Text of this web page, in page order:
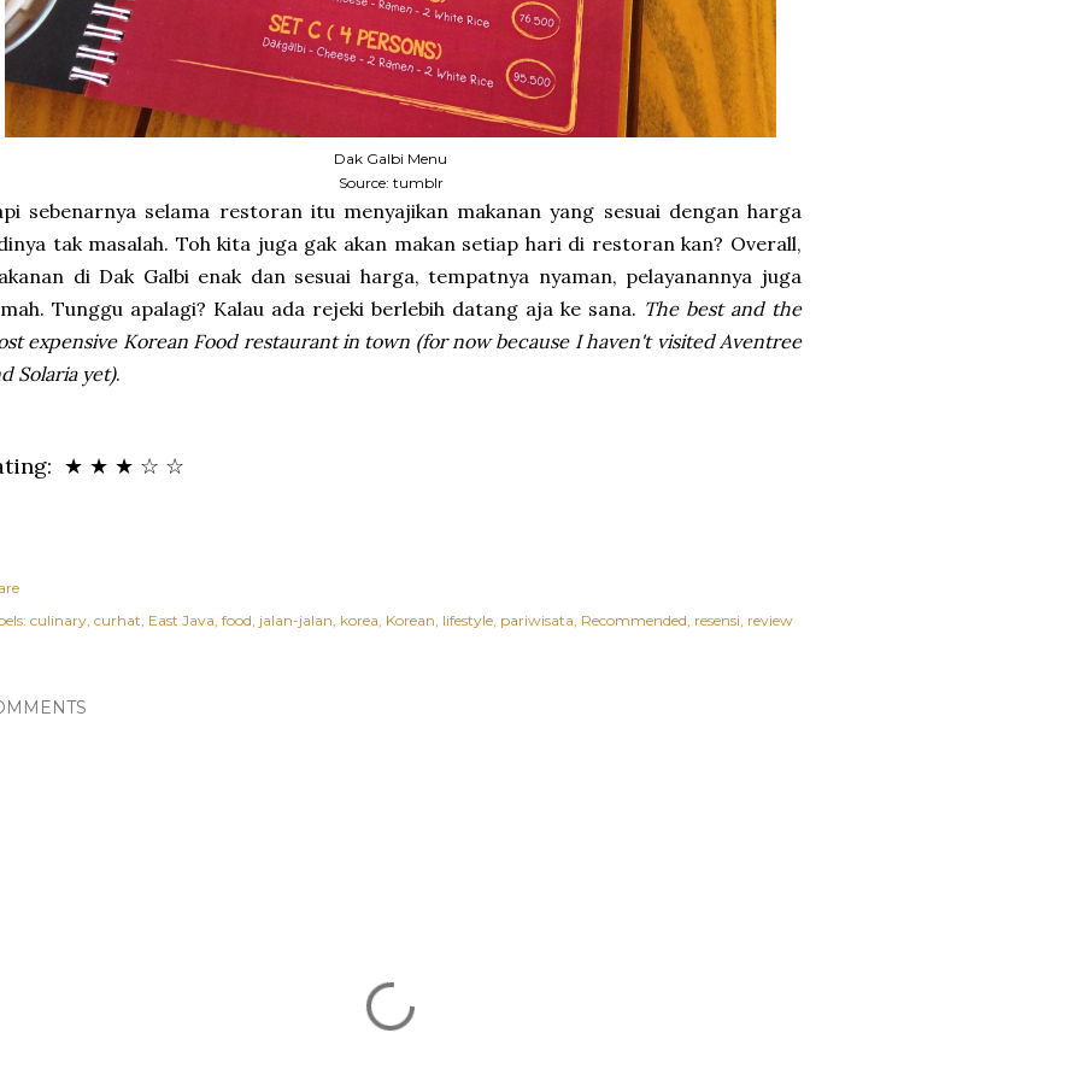
Dak Galbi Menu
Source: tumblr
sebenarnya selama restoran itu menyajikan makanan yang sesuai dengan harga
tak masalah. Toh kita juga gak akan makan setiap hari di restoran kan? Overall,
di Dak Galbi enak dan sesuai harga, tempatnya nyaman, pelayanannya juga
Tunggu apalagi? Kalau ada rejeki berlebih datang aja ke sana. The best and the
expensive Korean Food restaurant in town (for now because I haven't visited Aventree
Solaria yet).
★ ★ ★ ☆ ☆
culinary curhat East Java food jalan-jalan korea Korean lifestyle pariwisata Recommended resensi review